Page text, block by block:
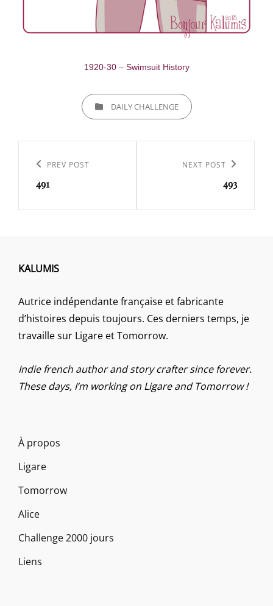
1920-30 – Swimsuit History
CATEGORIESDAILY CHALLENGE
l’article
Previous
Post
PREV POST
491
NEXT POST
493
KALUMIS
Autrice indépendante française et fabricante
d’histoires depuis toujours. Ces derniers temps, je
travaille sur Ligare et Tomorrow.
Indie french author and story crafter since forever.
These days, I’m working on Ligare and Tomorrow !
À propos
Ligare
Tomorrow
Alice
Challenge 2000 jours
Liens